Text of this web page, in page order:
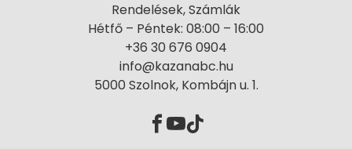
Rendelések, Számlák
Hétfő – Péntek: 08:00 – 16:00
+36 30 676 0904
info@kazanabc.hu
5000 Szolnok, Kombájn u. 1.